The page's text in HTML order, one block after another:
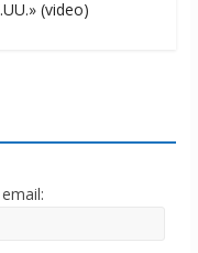
(video)